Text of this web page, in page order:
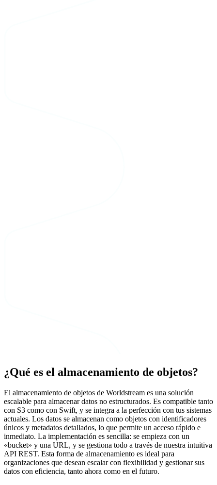
¿Qué es el almacenamiento de objetos?
El almacenamiento de objetos de Worldstream es una solución
escalable para almacenar datos no estructurados. Es compatible tanto
con S3 como con Swift, y se integra a la perfección con tus sistemas
actuales. Los datos se almacenan como objetos con identificadores
únicos y metadatos detallados, lo que permite un acceso rápido e
inmediato. La implementación es sencilla: se empieza con un
«bucket» y una URL, y se gestiona todo a través de nuestra intuitiva
API REST. Esta forma de almacenamiento es ideal para
organizaciones que desean escalar con flexibilidad y gestionar sus
datos con eficiencia, tanto ahora como en el futuro.